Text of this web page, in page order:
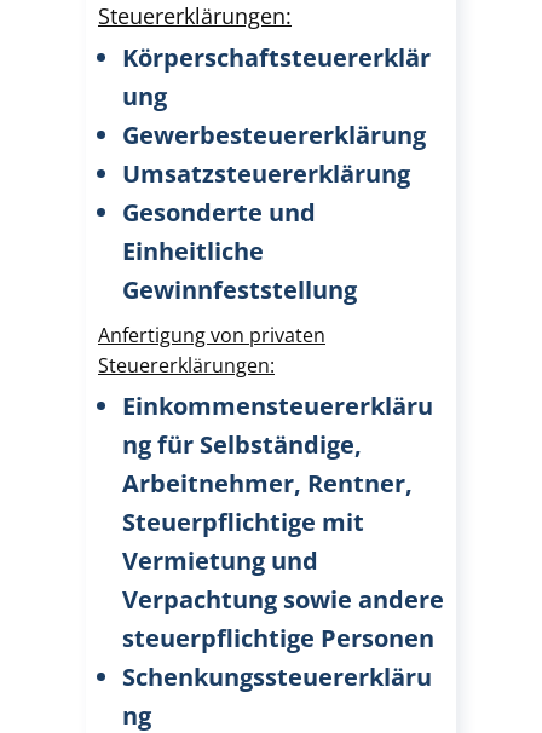
Steuererklärun​gen:
Körperschaftsteuererklär
ung
Gewerbesteuererklärung
Umsatzsteuererklärung
Gesonderte und
Einheitliche
Gewinnfeststellung
Anfertigung von privaten
Steuererklärungen:
Einkommensteuererkläru
ng für Selbständige,
Arbeitnehmer, Rentner,
Steuerpflichtige mit
Vermietung und
Verpachtung sowie andere
steuerpflichtige Personen
Schenkungssteuererkläru
ng